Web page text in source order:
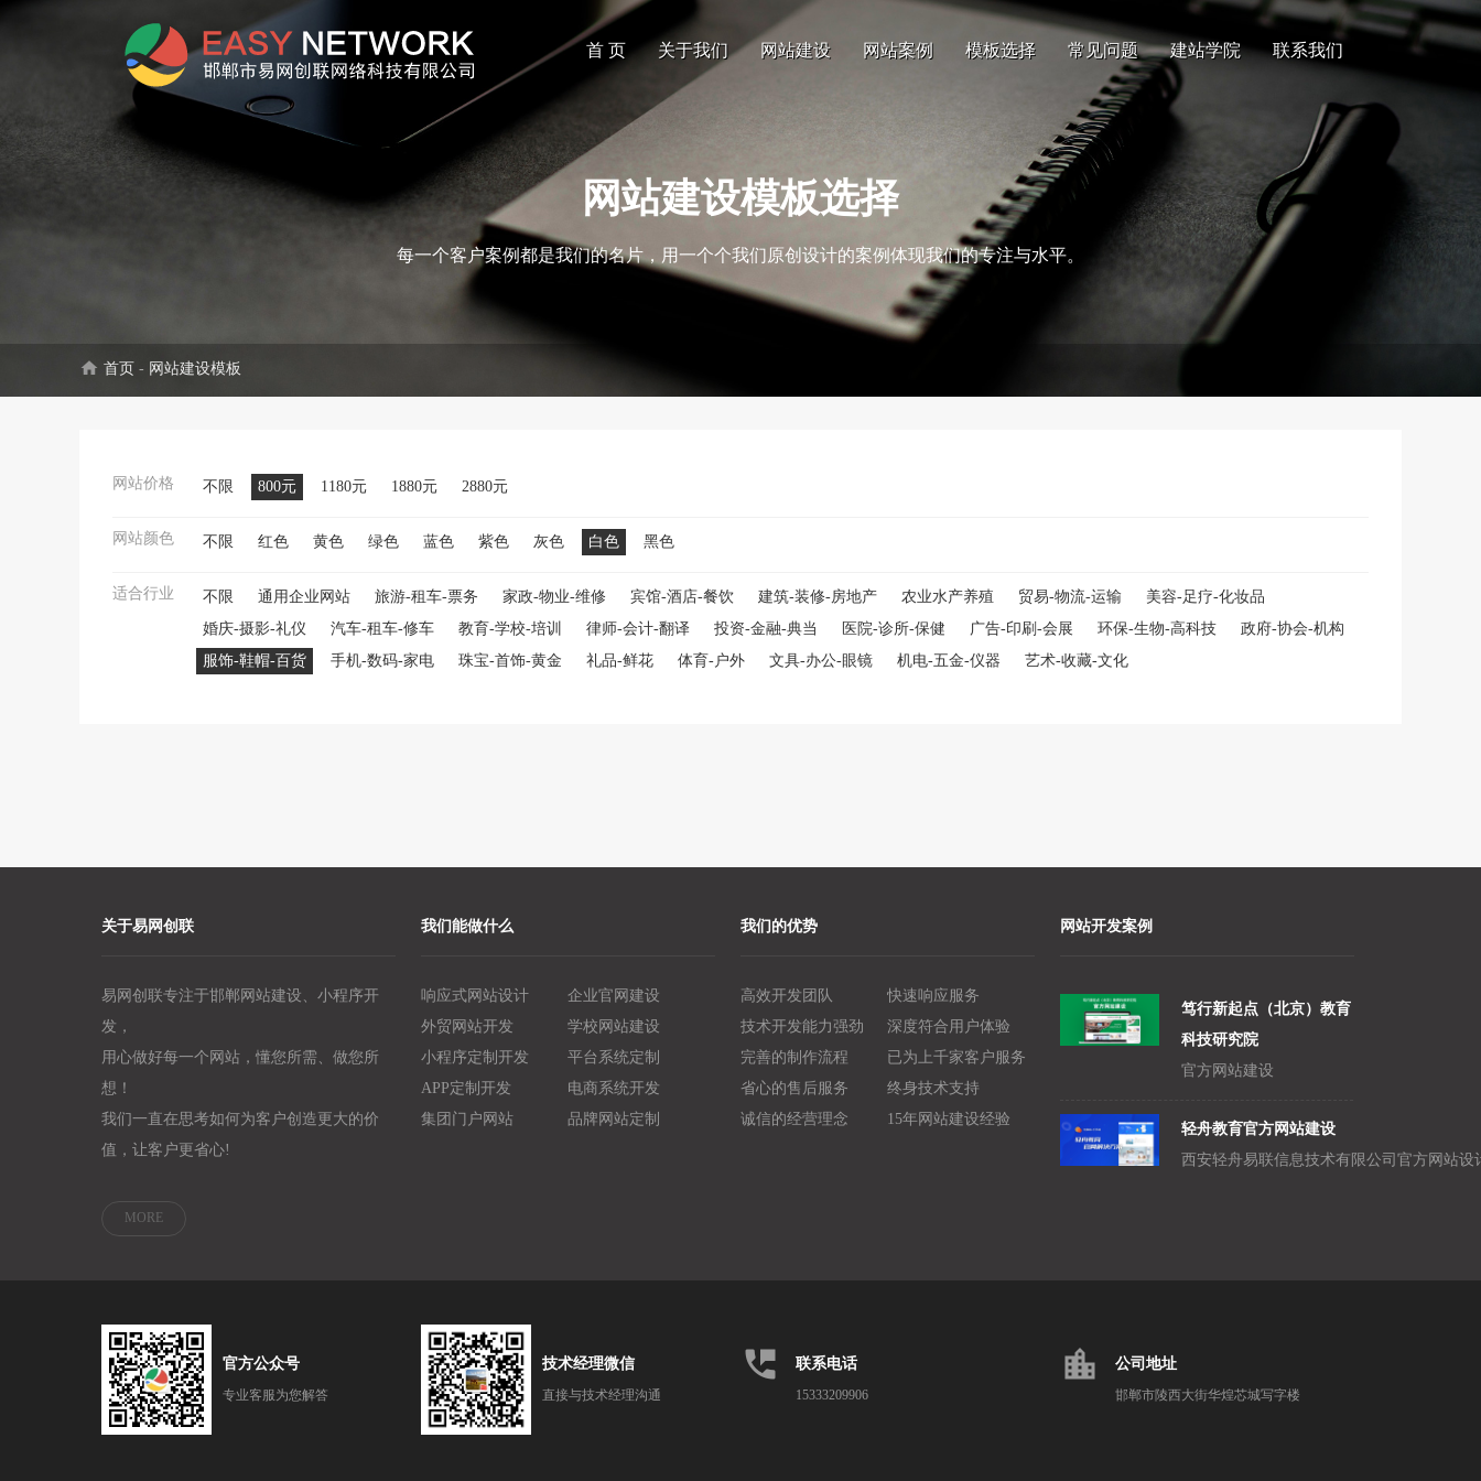
首 页 关于我们 网站建设 网站案例 模板选择 常见问题 建站学院 联系我们
网站建设模板选择
每一个客户案例都是我们的名片，用一个个我们原创设计的案例体现我们的专注与水平。
home 首页 - 网站建设模板
网站价格 不限 800元 1180元 1880元 2880元
网站颜色 不限 红色 黄色 绿色 蓝色 紫色 灰色 白色 黑色
适合行业 不限 通用企业网站 旅游-租车-票务 家政-物业-维修 宾馆-酒店-餐饮 建筑-装修-房地产 农业水产养殖 贸易-物流-运输
美容-足疗-化妆品
婚庆-摄影-礼仪
汽车-租车-修车 教育-学校-培训 律师-会计-翻译 投资-金融-典当 医院-诊所-保健 广告-印刷-会展 环保-生物-高科技
政府-协会-机构
服饰-鞋帽-百货
手机-数码-家电 珠宝-首饰-黄金 礼品-鲜花 体育-户外 文具-办公-眼镜 机电-五金-仪器 艺术-收藏-文化
关于易网创联
易网创联专注于邯郸网站建设、小程序开
发，
用心做好每一个网站，懂您所需、做您所
想！
我们一直在思考如何为客户创造更大的价
值，让客户更省心!
MORE
我们能做什么
响应式网站设计
企业官网建设
外贸网站开发
学校网站建设
小程序定制开发
平台系统定制
APP定制开发
电商系统开发
集团门户网站
品牌网站定制
我们的优势
高效开发团队
快速响应服务
技术开发能力强劲
深度符合用户体验
完善的制作流程
已为上千家客户服务
省心的售后服务
终身技术支持
诚信的经营理念
15年网站建设经验
网站开发案例
笃行新起点（北京）教育
科技研究院
官方网站建设
轻舟教育官方网站建设
官方公众号
专业客服为您解答
技术经理微信
直接与技术经理沟通
perm_phone_msg 联系电话
15333209906
location_city 公司地址
邯郸市陵西大街华煌芯城写字楼